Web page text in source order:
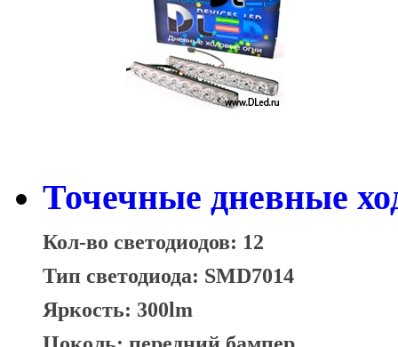
Точечные дневные
Кол-во светодиодов: 12
Тип светодиода: SMD7014
Яркость: 300lm